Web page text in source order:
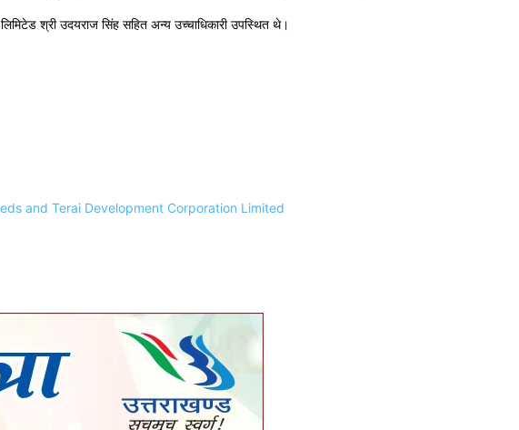
श्री उदयराज सिंह सहित अन्य उच्चाधिकारी उपस्थित थे।
and Terai Development Corporation Limited